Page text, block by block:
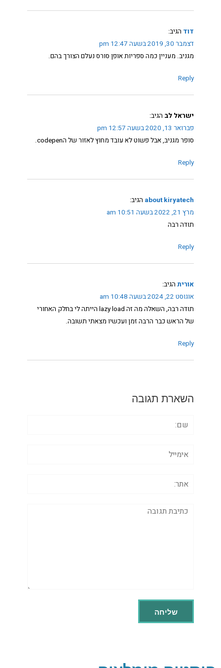
דוד הגיב:
דצמבר 30, 2019 בשעה 12:47 pm
מגניב. מעניין כמה ספריות אופן סורס נעלם הצורך בהם.
Reply
ישראל לב הגיב:
פברואר 13, 2020 בשעה 12:57 pm
סופר מגניב, אבל פשוט לא עובד מחוץ לאזור של הcodepen.
Reply
about kiryatech הגיב:
מרץ 21, 2022 בשעה 10:51 am
תודה רבה
Reply
אורית הגיב:
אוגוסט 22, 2024 בשעה 10:48 am
תודה רבה, השאלה מה זה lazy load הייתה לי בחלק האחורי
של הראש כבר הרבה זמן ועכשיו מצאתי תשובה.
Reply
השארת תגובה
תגובה